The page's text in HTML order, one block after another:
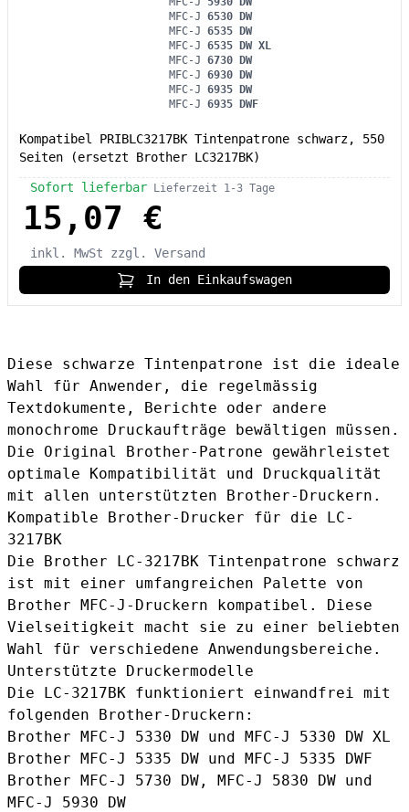
MFC-J 6530 DW
MFC-J 6535 DW
MFC-J 6535 DW XL
MFC-J 6730 DW
MFC-J 6930 DW
MFC-J 6935 DW
MFC-J 6935 DWF
Kompatibel PRIBLC3217BK Tintenpatrone schwarz, 550
Seiten (ersetzt Brother LC3217BK)
Sofort lieferbar Lieferzeit 1-3 Tage
15,07 €
inkl. MwSt
zzgl. Versand
In den Einkaufswagen
Diese schwarze Tintenpatrone ist die ideale
Wahl für Anwender, die regelmässig
Textdokumente, Berichte oder andere
monochrome Druckaufträge bewältigen müssen.
Die Original Brother-Patrone gewährleistet
optimale Kompatibilität und Druckqualität
mit allen unterstützten Brother-Druckern.
Kompatible Brother-Drucker für die LC-
3217BK
Die Brother LC-3217BK Tintenpatrone schwarz
ist mit einer umfangreichen Palette von
Brother MFC-J-Druckern kompatibel. Diese
Vielseitigkeit macht sie zu einer beliebten
Wahl für verschiedene Anwendungsbereiche.
Unterstützte Druckermodelle
Die LC-3217BK funktioniert einwandfrei mit
folgenden Brother-Druckern:
Brother MFC-J 5330 DW und MFC-J 5330 DW XL
Brother MFC-J 5335 DW und MFC-J 5335 DWF
Brother MFC-J 5730 DW, MFC-J 5830 DW und
MFC-J 5930 DW